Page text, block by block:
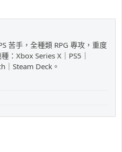
苦手，全種類 RPG 專攻，重度
：Xbox Series X｜PS5｜
｜Steam Deck。